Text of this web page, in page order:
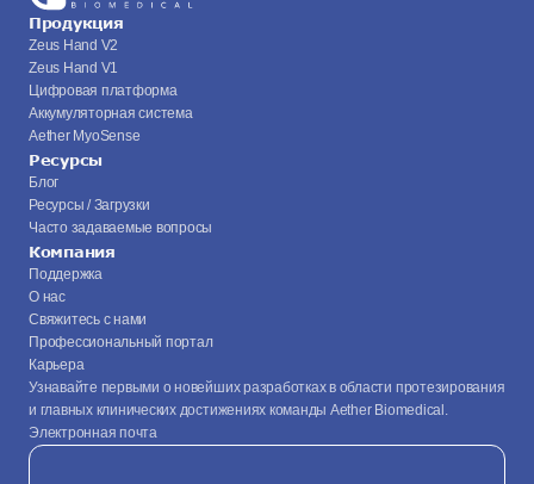
Продукция
Zeus Hand V2
Zeus Hand V1
Цифровая платформа
Аккумуляторная система
Aether MyoSense
Ресурсы
Блог
Ресурсы / Загрузки
Часто задаваемые вопросы
Компания
Поддержка
О нас
Свяжитесь с нами
Профессиональный портал
Карьера
Узнавайте первыми о новейших разработках в области протезирования
и главных клинических достижениях команды Aether Biomedical.
Электронная почта